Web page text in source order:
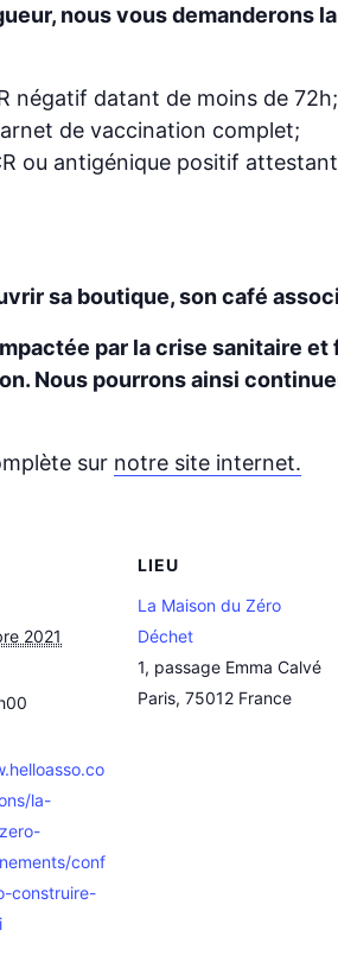
nous vous
négatif datant de moins de 72h;
de vaccination complet;
ou antigénique positif
sa boutique, son café
par la crise sanitaire et
Nous pourrons ainsi
sur notre site internet.
2021
la-
conf
construire-
LIEU
La Maison du Zéro
Déchet
1, passage Emma Calvé
Paris, 75012 France